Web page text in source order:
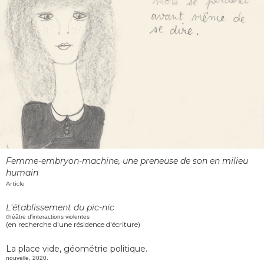
Femme-embryon-machine, une preneuse de son en milieu
humain
Article
L'établissement du pic-nic
théâtre d'interactions violentes
(en recherche d'une résidence d'écriture)
La place vide, géométrie politique.
nouvelle, 2020.